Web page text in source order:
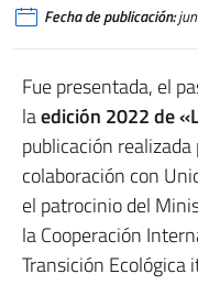
Fecha de publicación:
Fue presentada, el
laedición 2022 de
publicación
colaboración con
el patrocinio del
la Cooperación
Transición Ecológica